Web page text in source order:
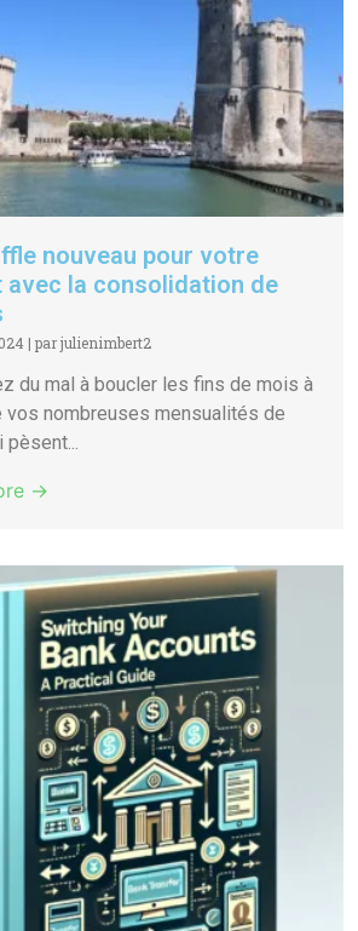
nouveau pour votre
avec la consolidation de
| par julienimbert2
du mal à boucler les fins de mois à
vos nombreuses mensualités de
pèsent...
→